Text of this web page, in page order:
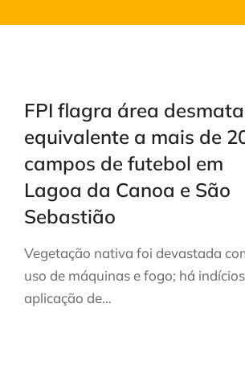
FPI flagra área
equivalente a mais de
campos de futebol em
Lagoa da Canoa e São
Sebastião
Vegetação nativa foi devastada
uso de máquinas e fogo; há
aplicação de…